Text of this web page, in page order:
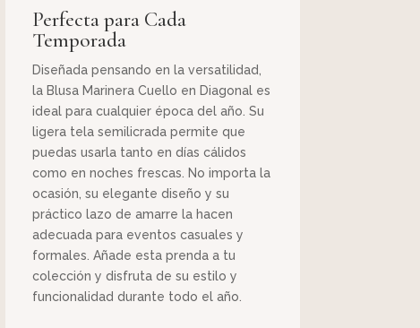
Perfecta para Cada
Temporada
Diseñada pensando en la versatilidad,
la Blusa Marinera Cuello en Diagonal es
ideal para cualquier época del año. Su
ligera tela semilicrada permite que
puedas usarla tanto en días cálidos
como en noches frescas. No importa la
ocasión, su elegante diseño y su
práctico lazo de amarre la hacen
adecuada para eventos casuales y
formales. Añade esta prenda a tu
colección y disfruta de su estilo y
funcionalidad durante todo el año.